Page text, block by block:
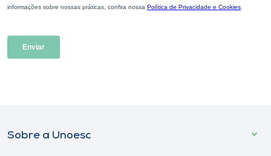
Sobre a Unoesc